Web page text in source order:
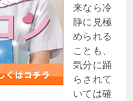
来なら冷
静に見極
められる
ことも、
気分に踊
らされて
いては確